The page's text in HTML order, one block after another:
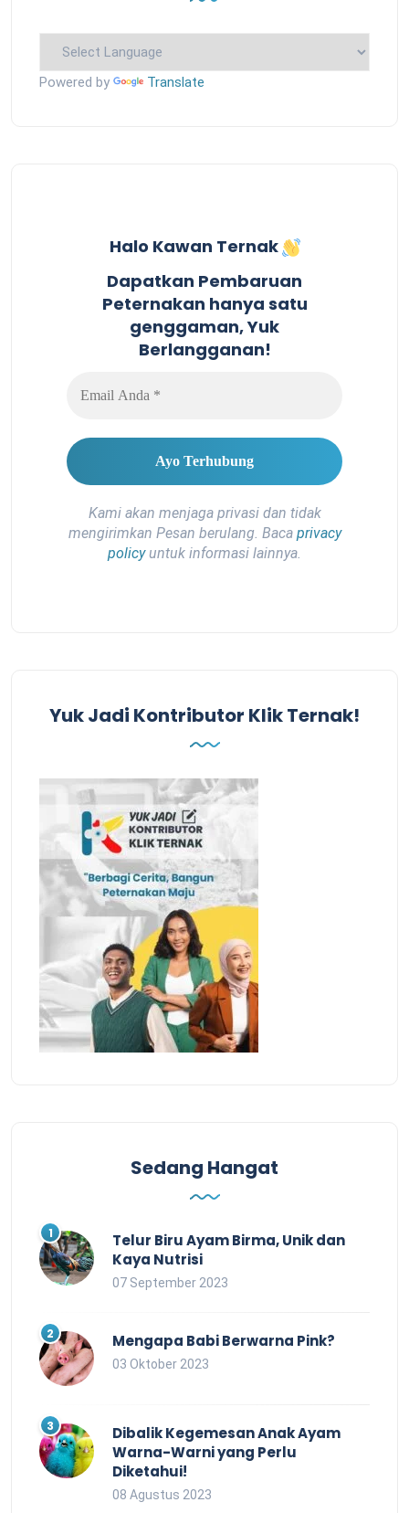
Powered by Translate
Halo Kawan Ternak
Dapatkan Pembaruan
Peternakan hanya satu
genggaman, Yuk
Berlangganan!
Kami akan menjaga privasi dan tidak
mengirimkan Pesan berulang. Baca privacy
policyuntuk informasi lainnya.
Yuk Jadi Kontributor Klik Ternak!
Sedang Hangat
Telur Biru Ayam Birma, Unik dan
Kaya Nutrisi
07 September 2023
Mengapa Babi Berwarna Pink?
03 Oktober 2023
Dibalik Kegemesan Anak Ayam
Warna-Warni yang Perlu
Diketahui!
08 Agustus 2023